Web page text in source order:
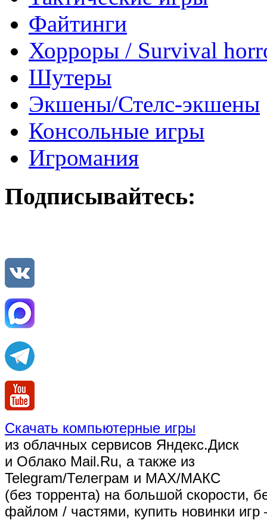
Файтинги
Хорроры / Survival
Шутеры
Экшены/Стелс-экшены
Консольные игры
Игромания
Подписывайтесь:
Скачать компьютерные игры
из облачных сервисов Яндекс.Диск
и Облако Mail.Ru, а также из
Telegram/Телеграм и MAX/МАКС
(без торрента) на большой скорости,
файлом / частями, купить новинки